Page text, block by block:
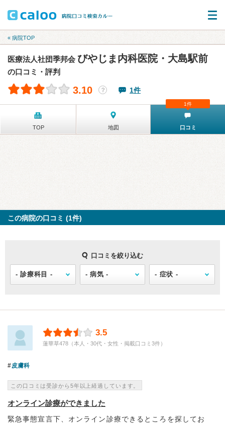
« 病院TOP
医療法人社団季邦会 びやじま内科医院・大島駅前
の口コミ・評判
3.10 ？ 1件
TOP 地図 口コミ
1件
この病院の口コミ (1件)
口コミを絞り込む
3.5
蓮華草478（本人・30代・女性・掲載口コミ3件）
皮膚科
この口コミは受診から5年以上経過しています。
オンライン診療ができました
緊急事態宣言下、オンライン診療できるところを探してお